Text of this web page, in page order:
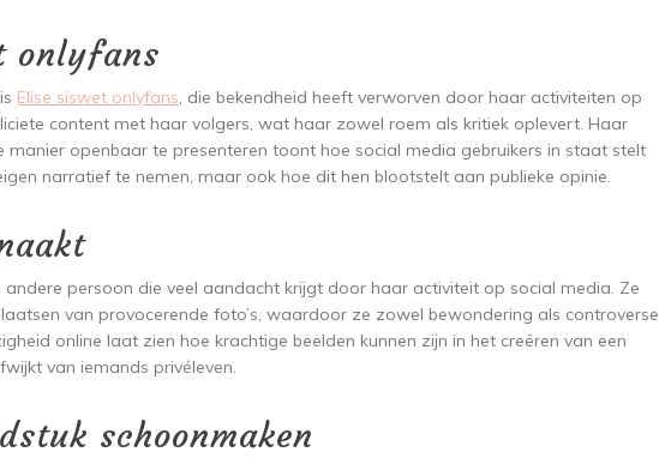
onlyfans
Elise siswet onlyfans, die bekendheid heeft verworven door haar activiteiten op
content met haar volgers, wat haar zowel roem als kritiek oplevert. Haar
manier openbaar te presenteren toont hoe social media gebruikers in staat stelt
narratief te nemen, maar ook hoe dit hen blootstelt aan publieke opinie.
andere persoon die veel aandacht krijgt door haar activiteit op social media. Ze
van provocerende foto’s, waardoor ze zowel bewondering als controverse
online laat zien hoe krachtige beelden kunnen zijn in het creëren van een
van iemands privéleven.
schoonmaken